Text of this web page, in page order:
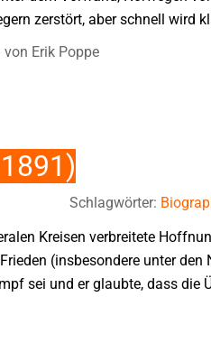
zerstört, aber schnell wird
von Erik Poppe
Schlagwörter:
Kreisen verbreitete
(insbesondere unter
sei und er glaubte, dass